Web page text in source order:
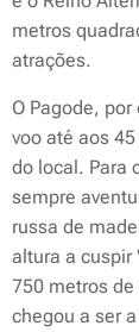
metros
atrações.
O Pagode,
voo até aos
do local. Para
sempre
russa de
altura a cuspir
750 metros
chegou a ser